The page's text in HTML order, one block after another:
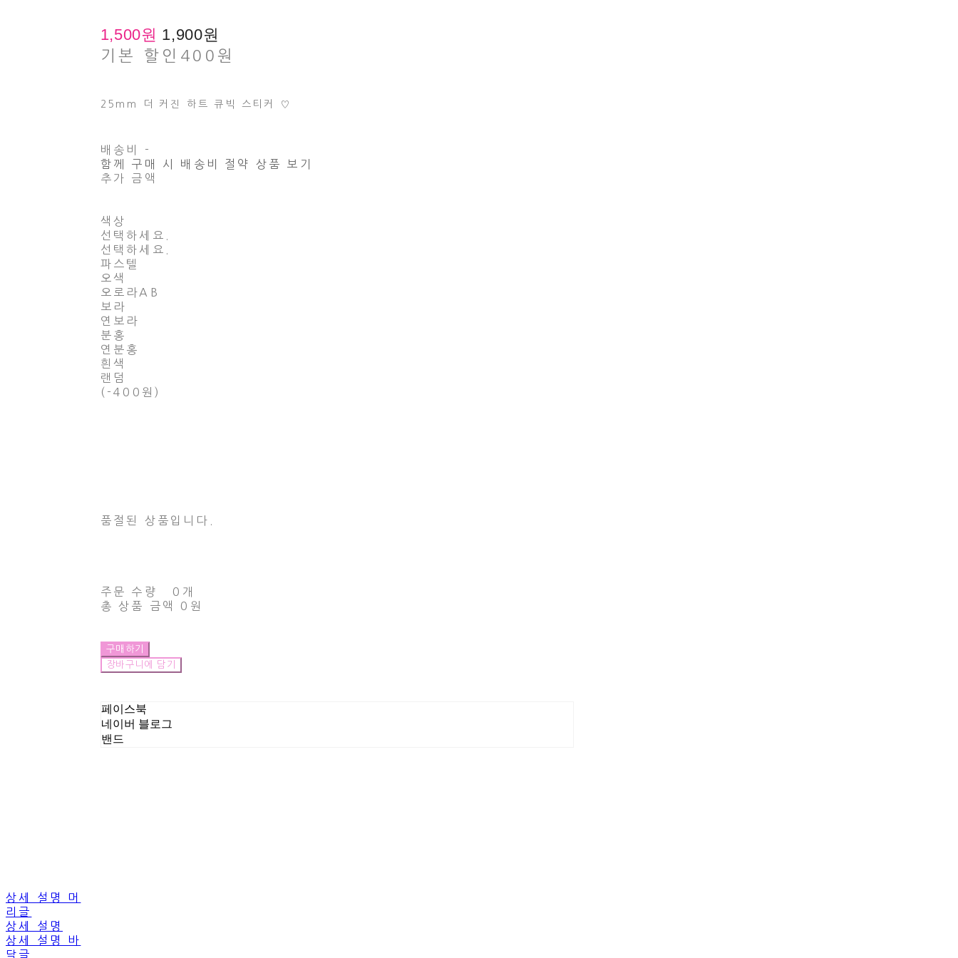
1,500원 1,900원
기본 할인 400원
25mm 더 커진 하트 큐빅 스티커 ♡
배송비 -
함께 구매 시 배송비 절약 상품 보기
추가 금액
색상
선택하세요.
선택하세요.
파스텔
오색
오로라AB
보라
연보라
분홍
연분홍
흰색
랜덤
(-400원)
품절된 상품입니다.
주문 수량
0개
총 상품 금액
0원
구매하기
장바구니에 담기
페이스북
네이버 블로그
밴드
상세 설명 머
리글
상세 설명
상세 설명 바
닥글